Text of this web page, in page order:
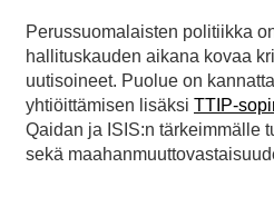
Perussuomalaisten politiikka
hallituskauden aikana kovaa
uutisoineet. Puolue on
yhtiöittämisen lisäksi TTIP-
Qaidan ja ISIS:n tärkeimmälle
sekä